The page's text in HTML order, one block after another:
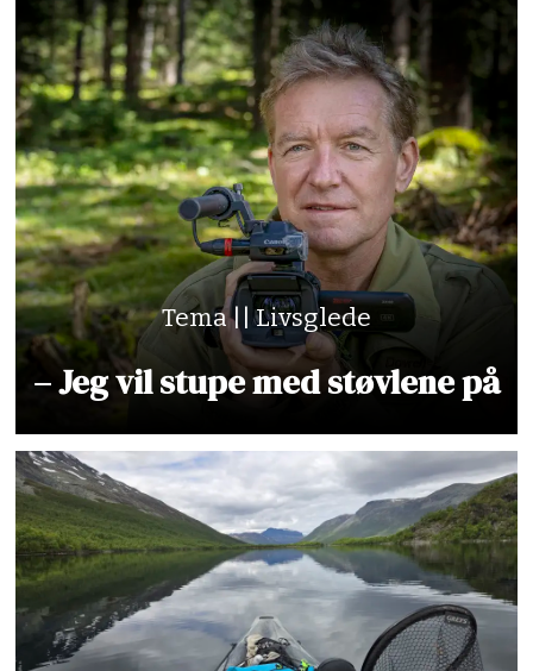
Tema || Livsglede
– Jeg vil stupe med støvlene på